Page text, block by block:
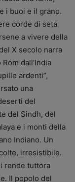
i buoi e il grano.
corde di seta
a vivere della
X secolo narra
dall’India
ardenti”,
una
del
del Sindh, del
e i monti della
Indiano. Un
irresistibile.
rende tuttora
Il popolo del